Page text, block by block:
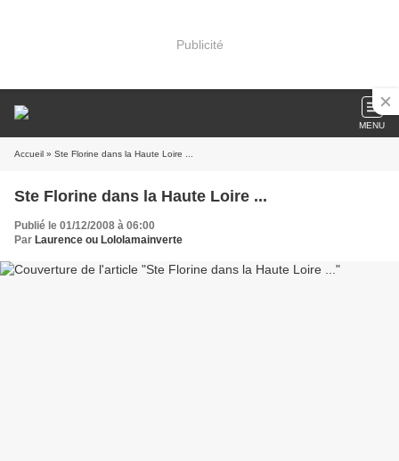
Publicité
MENU
Accueil » Ste Florine dans la Haute Loire ...
Ste Florine dans la Haute Loire ...
Publié le 01/12/2008 à 06:00
Par Laurence ou Lololamainverte